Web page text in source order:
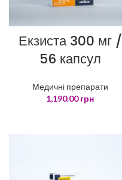
Екзиста 300 мг /
56 капсул
Медичні препарати
1,190.00грн